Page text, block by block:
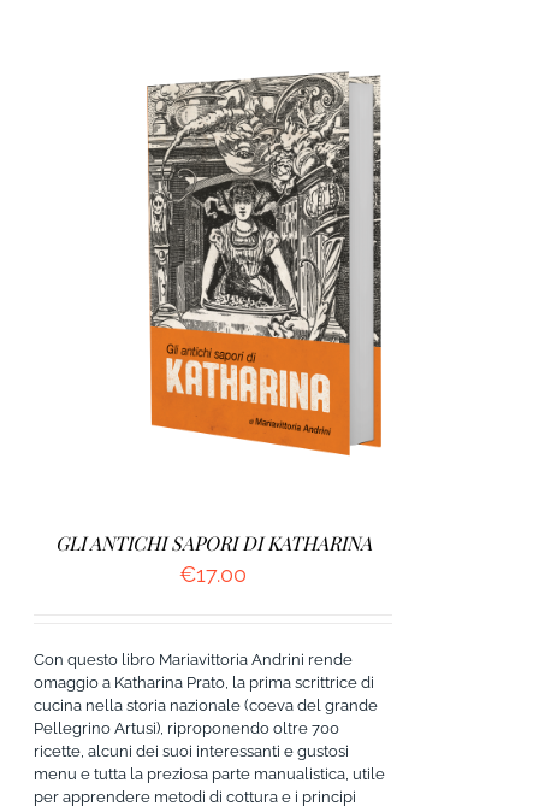
AGGIUNGI AL CARRELLO / DETTAGLI
GLI ANTICHI SAPORI DI KATHARINA
€17.00
Con questo libro Mariavittoria Andrini rende
omaggio a Katharina Prato, la prima scrittrice di
cucina nella storia nazionale (coeva del grande
Pellegrino Artusi), riproponendo oltre 700
ricette, alcuni dei suoi interessanti e gustosi
menu e tutta la preziosa parte manualistica, utile
per apprendere metodi di cottura e i principi